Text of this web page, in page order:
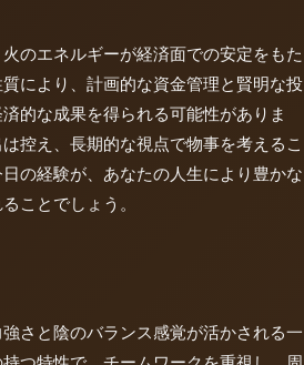
のエネルギーが経済面での安定をもた
により、計画的な資金管理と賢明な投
的な成果を得られる可能性がありま
控え、長期的な視点で物事を考えるこ
の経験が、あなたの人生により豊かな
ことでしょう。
さと陰のバランス感覚が活かされる一